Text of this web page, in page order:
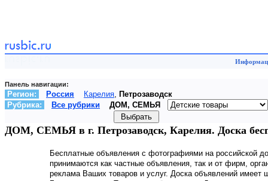
Панель навигации:
Регион: Россия Карелия, Петрозаводск
Рубрика:
Все рубрики ДОМ, СЕМЬЯ
ДОМ, СЕМЬЯ в г. Петрозаводск, Карелия. Доска
Бесплатные объявления с фотографиями на российской
принимаются как частные объявления, так и от фирм,
реклама Ваших товаров и услуг. Доска объявлений